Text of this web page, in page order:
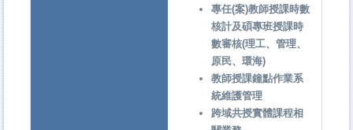
專任(案)教師授課時數
核計及碩專班授課時
數審核(理工、管理、
原民、環海)
教師授課鐘點作業系
統維護管理
跨域共授實體課程相